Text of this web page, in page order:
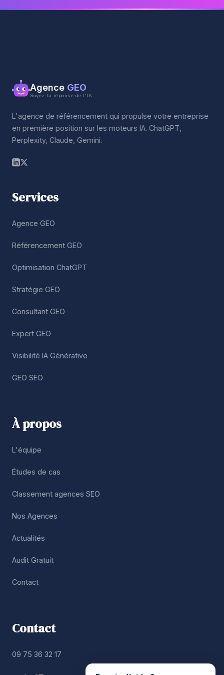
Agence GEO
Soyez la réponse de l'IA
L'agence de référencement qui propulse votre entreprise
en première position sur les moteurs IA. ChatGPT,
Perplexity, Claude, Gemini.
Services
Agence GEO
Référencement GEO
Optimisation ChatGPT
Stratégie GEO
Consultant GEO
Expert GEO
Visibilité IA Générative
GEO SEO
À propos
L'équipe
Études de cas
Classement agences SEO
Nos Agences
Actualités
Audit Gratuit
Contact
Contact
09 75 36 32 17